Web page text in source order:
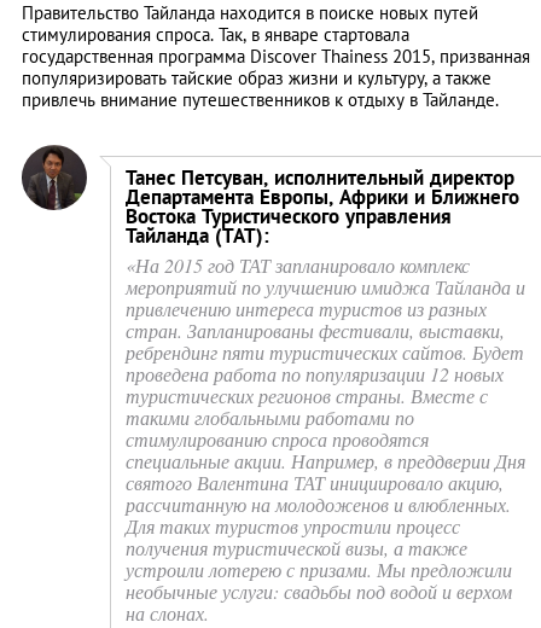
Правительство Тайланда находится в поиске новых путей
стимулирования спроса. Так, в январе стартовала
государственная программа Discover Thainess 2015, призванная
популяризировать тайские образ жизни и культуру, а также
привлечь внимание путешественников к отдыху в Тайланде.
Танес Петсуван, исполнительный директор
Департамента Европы, Африки и Ближнего
Востока Туристического управления
Тайланда (ТАТ):
«На 2015 год ТАТ запланировало комплекс
мероприятий по улучшению имиджа Тайланда и
привлечению интереса туристов из разных
стран. Запланированы фестивали, выставки,
ребрендинг пяти туристических сайтов. Будет
проведена работа по популяризации 12 новых
туристических регионов страны. Вместе с
такими глобальными работами по
стимулированию спроса проводятся
специальные акции. Например, в преддверии Дня
святого Валентина ТАТ инициировало акцию,
рассчитанную на молодоженов и влюбленных.
Для таких туристов упростили процесс
получения туристической визы, а также
устроили лотерею с призами. Мы предложили
необычные услуги: свадьбы под водой и верхом
на слонах.